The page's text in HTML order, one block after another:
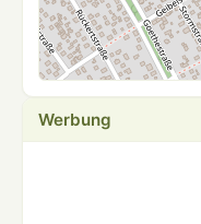
Werbung